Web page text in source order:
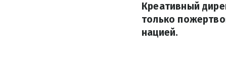
Креативный
только
нацией.